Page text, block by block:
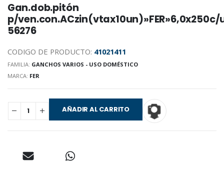
Gan.dob.pitón
p/ven.con.ACzin(vtax10un)»FER»6,0x250c/
56276
CODIGO DE PRODUCTO: 41021411
FAMILIA: GANCHOS VARIOS - USO DOMÉSTICO
MARCA: FER
AÑADIR AL CARRITO